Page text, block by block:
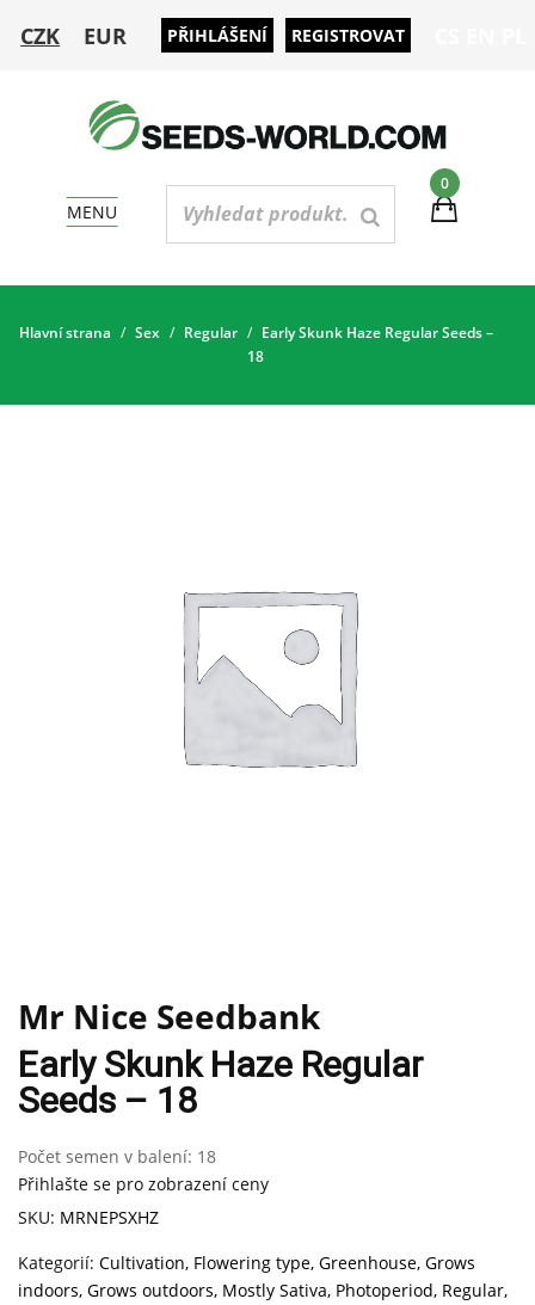
CZK EUR PŘIHLÁŠENÍ REGISTROVAT
0
MENU
Hlavní strana Sex Regular
Early Skunk Haze Regular Seeds –
18
Mr Nice Seedbank
Early Skunk Haze Regular
Seeds – 18
Počet semen v balení: 18
Přihlašte se pro zobrazení ceny
SKU: MRNEPSXHZ
Kategorií: Cultivation, Flowering type, Greenhouse, Grows
indoors, Grows outdoors, Mostly Sativa, Photoperiod, Regular,